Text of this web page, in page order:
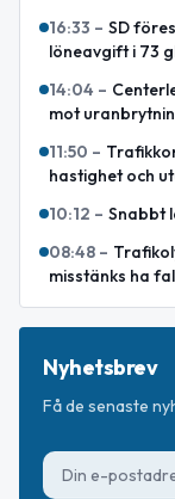
16:33 – SD
löneavgift i 73
14:04 –
mot
11:50 –
hastighet och
10:12 – Snabbt
08:48 –
misstänks ha
Nyhetsbrev
Få de senaste